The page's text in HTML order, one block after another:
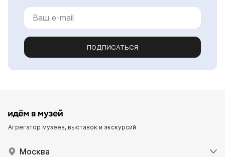
ПОДПИСАТЬСЯ
Агрегатор музеев, выставок и экскурсий
Москва